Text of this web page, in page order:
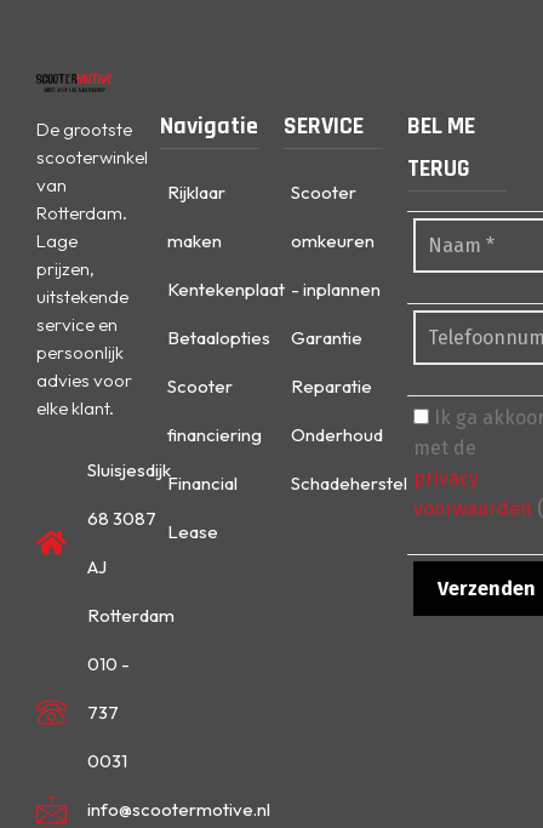
De grootste
scooterwinkel
van
Rotterdam.
Lage
prijzen,
uitstekende
service en
persoonlijk
advies voor
elke klant.
Sluisjesdijk
68 3087
AJ
Rotterdam
010 -
737
0031
info@scootermotive.nl
Navigatie
Rijklaar
maken
Kentekenplaat
Betaalopties
Scooter
financiering
Financial
Lease
SERVICE
Scooter
omkeuren
- inplannen
Garantie
Reparatie
Onderhoud
Schadeherstel
BEL ME
TERUG
Ik ga
met de
privacy
voorwaarden